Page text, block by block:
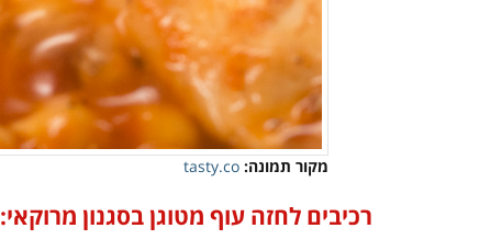
מקור תמונה: tasty.co
רכיבים לחזה עוף מטוגן בסגנון מרוקאי: